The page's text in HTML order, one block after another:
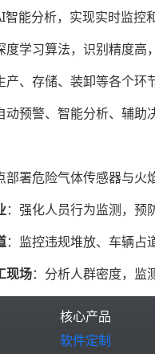
智能分析，实现实时监控
度学习算法，识别精度高
产、存储、装卸等各个环
动预警、智能分析、辅助
部署危险气体传感器与火
：强化人员行为监测，预
：监控违规堆放、车辆占
现场：分析人群密度，监
核心产品
软件定制